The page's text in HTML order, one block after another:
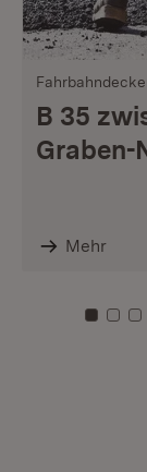
B 35
Graben-
Mehr
ZuZu